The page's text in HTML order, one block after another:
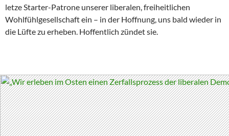
letze Starter-Patrone unserer liberalen, freiheitlichen
Wohlfühlgesellschaft ein – in der Hoffnung, uns bald wieder in
die Lüfte zu erheben. Hoffentlich zündet sie.